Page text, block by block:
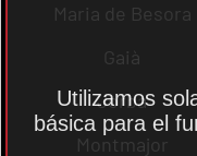
Maria de Besora
Gaià
Jorba
Montmajor
Utilizamos
básica para el